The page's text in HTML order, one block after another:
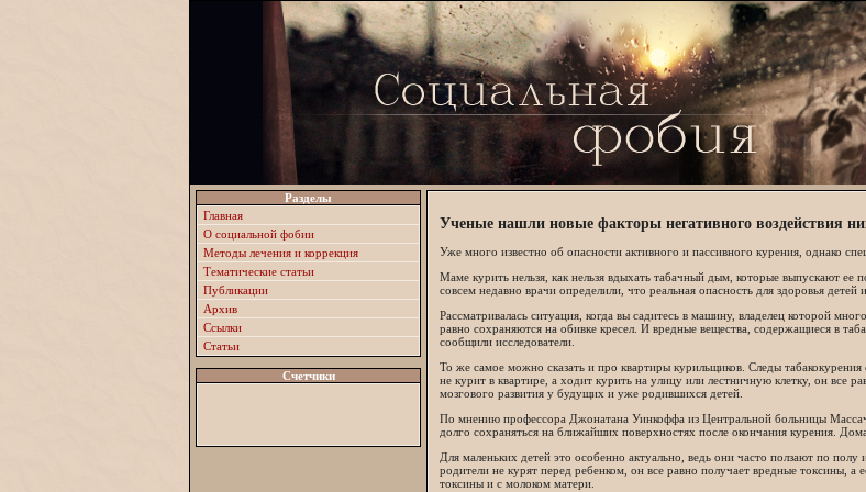
Разделы
Главная
О социальной фобии
Методы лечения и коррекция
Тематические статьи
Публикации
Архив
Ссылки
Статьи
Счетчики
Ученые нашли новые факторы негативного воздействия
Уже много известно об опасности активного и пассивного курения, однако
Маме курить нельзя, как нельзя вдыхать табачный дым, которые выпускают
совсем недавно врачи определили, что реальная опасность для здоровья детей
Рассматривалась ситуация, когда вы садитесь в машину, владелец которой
равно сохраняются на обивке кресел. И вредные вещества, содержащиеся в
сообщили исследователи.
То же самое можно сказать и про квартиры курильщиков. Следы
не курит в квартире, а ходит курить на улицу или лестничную клетку, он все
мозгового развития у будущих и уже родившихся детей.
По мнению профессора Джонатана Уинкоффа из Центральной больницы
долго сохраняться на ближайших поверхностях после окончания курения.
Для маленьких детей это особенно актуально, ведь они часто ползают по
родители не курят перед ребенком, он все равно получает вредные токсины,
токсины и с молоком матери.